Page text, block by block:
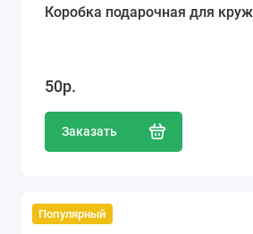
Коробка подарочная для
50р.
Заказать
Популярный